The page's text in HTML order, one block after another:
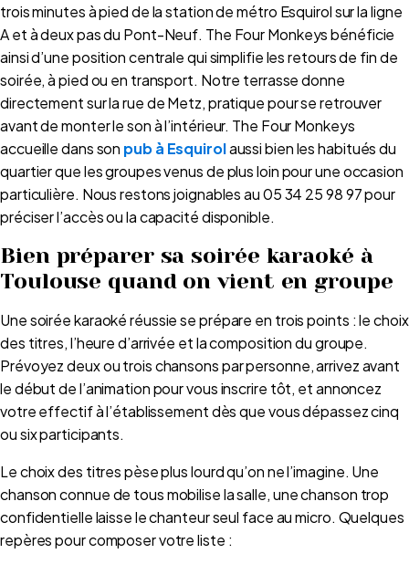
trois minutes à pied de la station de métro Esquirol sur la ligne
A et à deux pas du Pont-Neuf. The Four Monkeys bénéficie
ainsi d’une position centrale qui simplifie les retours de fin de
soirée, à pied ou en transport. Notre terrasse donne
directement sur la rue de Metz, pratique pour se retrouver
avant de monter le son à l’intérieur. The Four Monkeys
accueille dans son pub à Esquirolaussi bien les habitués du
quartier que les groupes venus de plus loin pour une occasion
particulière. Nous restons joignables au 05 34 25 98 97 pour
préciser l’accès ou la capacité disponible.
Bien préparer sa soirée karaoké à
Toulouse quand on vient en groupe
Une soirée karaoké réussie se prépare en trois points : le choix
des titres, l’heure d’arrivée et la composition du groupe.
Prévoyez deux ou trois chansons par personne, arrivez avant
le début de l’animation pour vous inscrire tôt, et annoncez
votre effectif à l’établissement dès que vous dépassez cinq
ou six participants.
Le choix des titres pèse plus lourd qu’on ne l’imagine. Une
chanson connue de tous mobilise la salle, une chanson trop
confidentielle laisse le chanteur seul face au micro. Quelques
repères pour composer votre liste :